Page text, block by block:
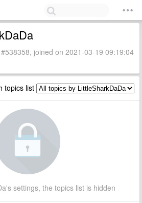
joined on 2021-03-19 09:19:04
topics list
settings, the topics list is hidden